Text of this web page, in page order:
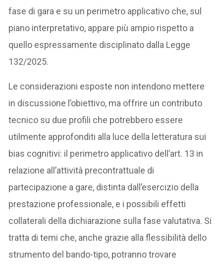
fase di gara e su un perimetro applicativo che, sul
piano interpretativo, appare più ampio rispetto a
quello espressamente disciplinato dalla Legge
132/2025.
Le considerazioni esposte non intendono mettere
in discussione l’obiettivo, ma offrire un contributo
tecnico su due profili che potrebbero essere
utilmente approfonditi alla luce della letteratura sui
bias cognitivi: il perimetro applicativo dell’art. 13 in
relazione all’attività precontrattuale di
partecipazione a gare, distinta dall’esercizio della
prestazione professionale, e i possibili effetti
collaterali della dichiarazione sulla fase valutativa. Si
tratta di temi che, anche grazie alla flessibilità dello
strumento del bando-tipo, potranno trovare